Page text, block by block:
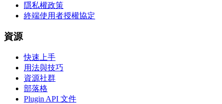
隱私權政策
終端使用者授權協定
資源
快速上手
用法與技巧
資源社群
部落格
Plugin API 文件